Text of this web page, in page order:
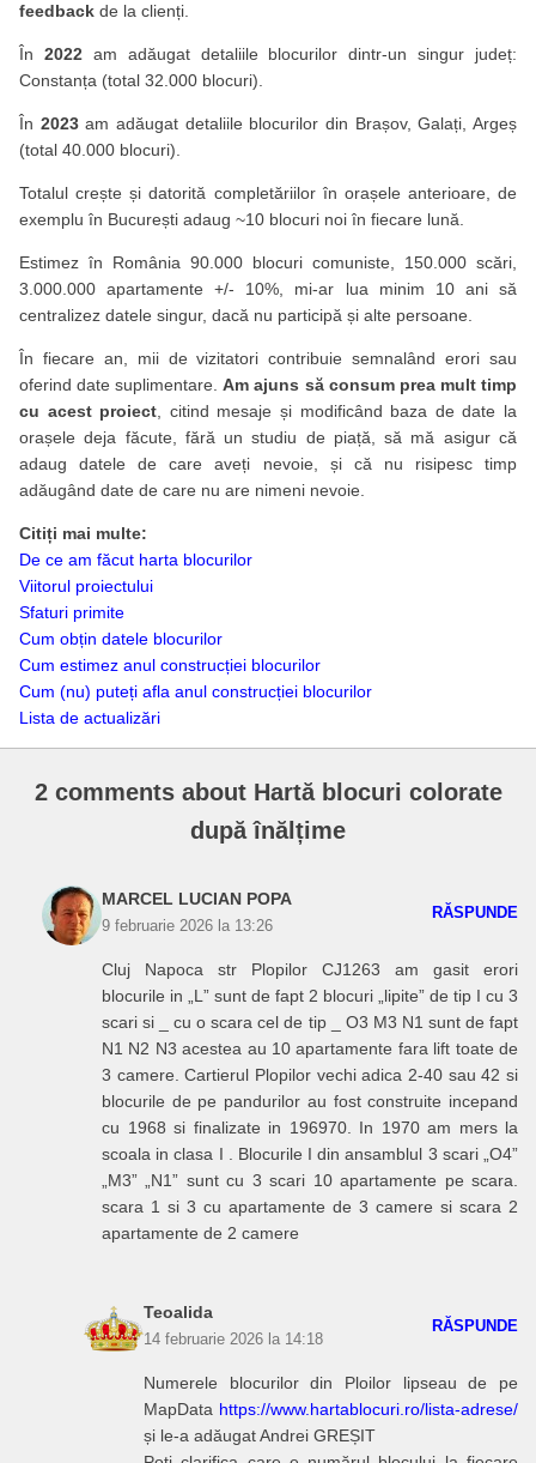
feedback de la clienți.
În 2022am adăugat detaliile blocurilor dintr-un singur județ:
Constanța (total 32.000 blocuri).
În 2023am adăugat detaliile blocurilor din Brașov, Galați, Argeș
(total 40.000 blocuri).
Totalul crește și datorită completăriilor în orașele anterioare, de
exemplu în București adaug ~10 blocuri noi în fiecare lună.
Estimez în România 90.000 blocuri comuniste, 150.000 scări,
3.000.000 apartamente +/- 10%, mi-ar lua minim 10 ani să
centralizez datele singur, dacă nu participă și alte persoane.
În fiecare an, mii de vizitatori contribuie semnalând erori sau
oferind date suplimentare.Am ajuns să consum prea mult timp
cu acest proiect , citind mesaje și modificând baza de date la
orașele deja făcute, fără un studiu de piață, să mă asigur că
adaug datele de care aveți nevoie, și că nu risipesc timp
adăugând date de care nu are nimeni nevoie.
Citiți mai multe:
De ce am făcut harta blocurilor
Viitorul proiectului
Sfaturi primite
Cum obțin datele blocurilor
Cum estimez anul construcției blocurilor
Cum (nu) puteți afla anul construcției blocurilor
Lista de actualizări
2 comments about Hartă blocuri colorate
după înălțime
MARCEL LUCIAN POPA
9 februarie 2026 la 13:26
RĂSPUNDE
Cluj Napoca str Plopilor CJ1263 am gasit erori
blocurile in „L” sunt de fapt 2 blocuri „lipite” de tip I cu 3
scari si _ cu o scara cel de tip _ O3 M3 N1 sunt de fapt
N1 N2 N3 acestea au 10 apartamente fara lift toate de
3 camere. Cartierul Plopilor vechi adica 2-40 sau 42 si
blocurile de pe pandurilor au fost construite incepand
cu 1968 si finalizate in 196970. In 1970 am mers la
scoala in clasa I . Blocurile I din ansamblul 3 scari „O4”
„M3” „N1” sunt cu 3 scari 10 apartamente pe scara.
scara 1 si 3 cu apartamente de 3 camere si scara 2
apartamente de 2 camere
Teoalida
14 februarie 2026 la 14:18
RĂSPUNDE
Numerele blocurilor din Ploilor lipseau de pe
MapData https://www.hartablocuri.ro/lista-adrese/
și le-a adăugat Andrei GREȘIT